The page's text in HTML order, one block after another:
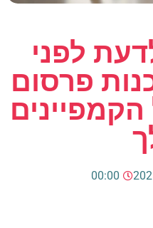
לפני
פרסום
הקמפיינים
00:00